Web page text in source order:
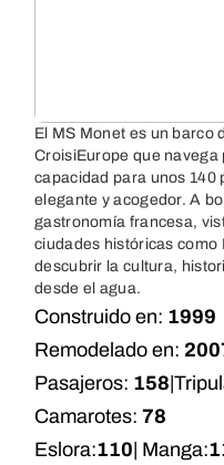
El MS Monet es un barco
CroisiEurope que navega
capacidad para unos 140
elegante y acogedor. A
gastronomía francesa,
ciudades históricas como
descubrir la cultura,
desde el agua.
Construido en: 1999
Remodelado en:
Pasajeros: 158
Camarotes: 78
Eslora:110 | Manga: